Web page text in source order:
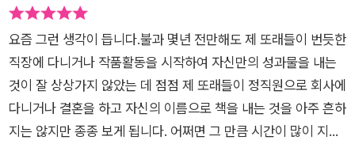
요즘 그런 생각이 듭니다.불과 몇년 전만해도 제 또래들이 번듯한
직장에 다니거나 작품활동을 시작하여 자신만의 성과물을 내는
것이 잘 상상가지 않았는 데 점점 제 또래들이 정직원으로 회사에
다니거나 결혼을 하고 자신의 이름으로 책을 내는 것을 아주 흔하
지는 않지만 종종 보게 됩니다. 어쩌면 그 만큼 시간이 많이 지났